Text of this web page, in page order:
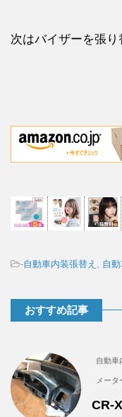
次はバイザーを張り
-自動車内装張替え 自
おすすめ記事
自動車
メータ
CR-